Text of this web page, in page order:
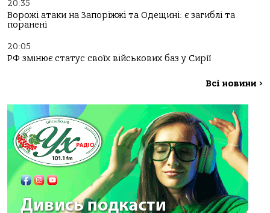
20:35
Ворожі атаки на Запоріжжі та Одещині: є загиблі та
поранені
20:05
РФ змінює статус своїх військових баз у Сирії
Всі новини >